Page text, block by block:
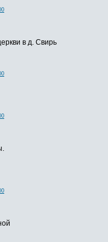
в д. Свирь